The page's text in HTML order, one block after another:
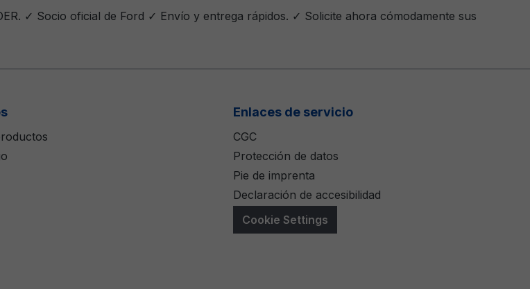
✓ Socio oficial de Ford ✓ Envío y entrega rápidos. ✓ Solicite ahora cómodamente sus
Enlaces de servicio
CGC
Protección de datos
Pie de imprenta
Declaración de accesibilidad
Cookie Settings